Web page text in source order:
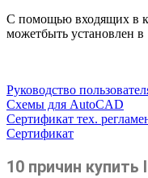
С помощью входящих в
можетбыть установлен в
Руководство
Схемы для AutoCAD
Сертификат тех.
Сертификат
10 причин купить